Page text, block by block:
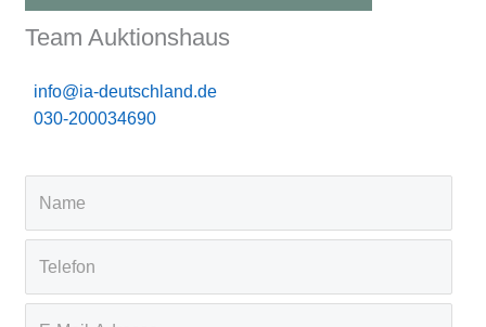
Team Auktionshaus
info@ia-deutschland.de
030-200034690